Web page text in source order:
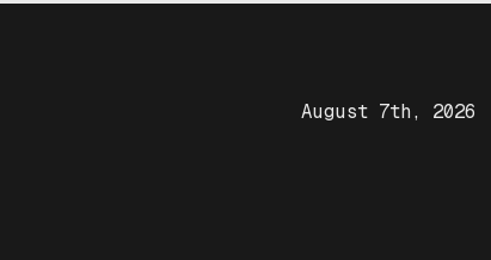
August 7th, 2026